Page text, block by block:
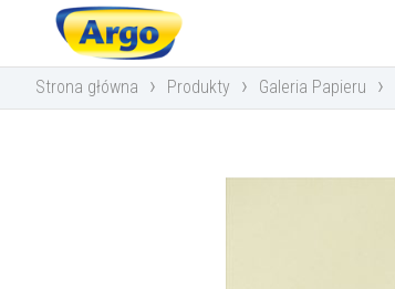
Strona główna › Produkty › Galeria Papieru ›